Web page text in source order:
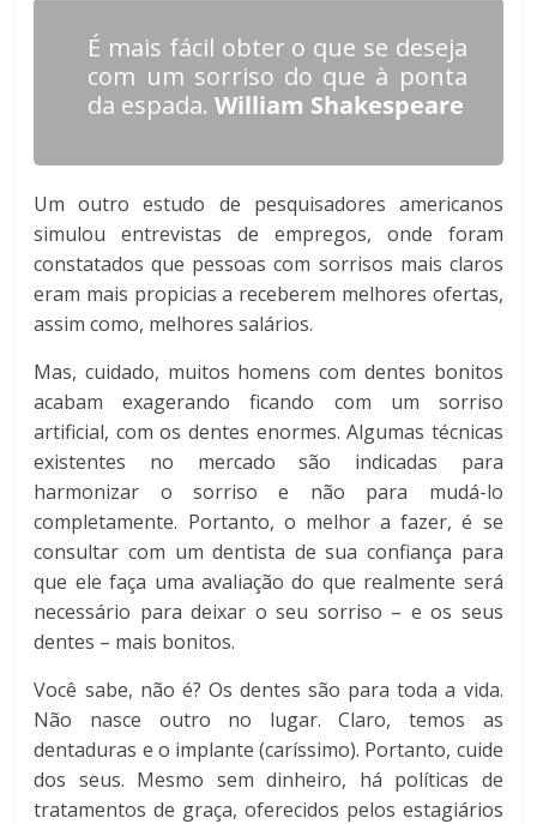
É mais fácil obter o que se deseja
com um sorriso do que à ponta
da espada.William Shakespeare
Um outro estudo de pesquisadores americanos
simulou entrevistas de empregos, onde foram
constatados que pessoas com sorrisos mais claros
eram mais propicias a receberem melhores ofertas,
assim como, melhores salários.
Mas, cuidado, muitos homens com dentes bonitos
acabam exagerando ficando com um sorriso
artificial, com os dentes enormes. Algumas técnicas
existentes no mercado são indicadas para
harmonizar o sorriso e não para mudá-lo
completamente. Portanto, o melhor a fazer, é se
consultar com um dentista de sua confiança para
que ele faça uma avaliação do que realmente será
necessário para deixar o seu sorriso – e os seus
dentes – mais bonitos.
Você sabe, não é? Os dentes são para toda a vida.
Não nasce outro no lugar. Claro, temos as
dentaduras e o implante (caríssimo). Portanto, cuide
dos seus. Mesmo sem dinheiro, há políticas de
tratamentos de graça, oferecidos pelos estagiários